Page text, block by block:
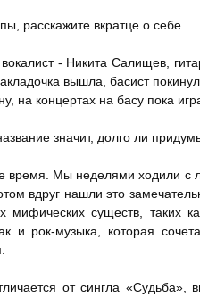
расскажите вкратце о себе.
- Никита Салищев,
вышла, басист
концертах на басу пока
значит, долго ли
время. Мы неделями ходили
вдруг нашли это
мифических существ, таких
и рок-музыка, которая
от сингла «Судьба»,